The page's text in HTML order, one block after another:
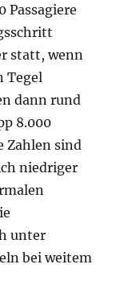
Passagiere
statt, wenn
Tegel
dann rund
8.000
Zahlen sind
niedriger
unter
bei weitem